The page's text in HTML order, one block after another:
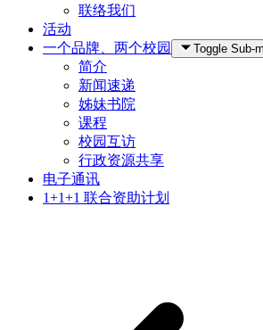
联络我们
活动
一个品牌、两个校园
Toggle Sub-
简介
新闻速递
姊妹书院
课程
校园互访
行政资源共享
电子通讯
1+1+1 联合资助计划